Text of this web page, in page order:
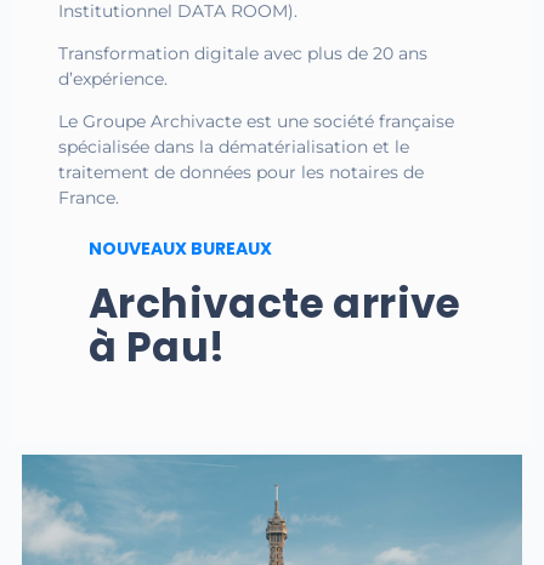
Institutionnel DATA ROOM).
Transformation digitale avec plus de 20 ans
d’expérience.
Le Groupe Archivacte est une société française
spécialisée dans la dématérialisation et le
traitement de données pour les notaires de
France.
NOUVEAUX BUREAUX
Archivacte arrive
à Pau!